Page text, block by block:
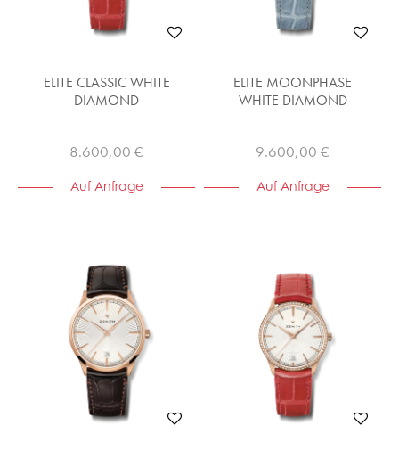
ELITE CLASSIC WHITE
DIAMOND
8.600,00 €
Auf Anfrage
ELITE MOONPHASE
WHITE DIAMOND
9.600,00 €
Auf Anfrage